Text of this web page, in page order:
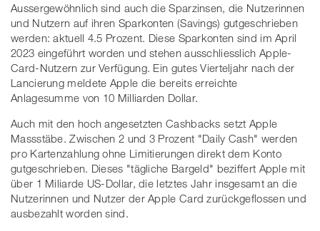
Aussergewöhnlich sind auch die Sparzinsen, die Nutzerinnen
und Nutzern auf ihren Sparkonten (Savings) gutgeschrieben
werden: aktuell 4.5 Prozent. Diese Sparkonten sind im April
2023 eingeführt worden und stehen ausschliesslich Apple-
Card-Nutzern zur Verfügung. Ein gutes Vierteljahr nach der
Lancierung meldete Apple die bereits erreichte
Anlagesumme von 10 Milliarden Dollar.
Auch mit den hoch angesetzten Cashbacks setzt Apple
Massstäbe. Zwischen 2 und 3 Prozent "Daily Cash" werden
pro Kartenzahlung ohne Limitierungen direkt dem Konto
gutgeschrieben. Dieses "tägliche Bargeld" beziffert Apple mit
über 1 Miliarde US-Dollar, die letztes Jahr insgesamt an die
Nutzerinnen und Nutzer der Apple Card zurückgeflossen und
ausbezahlt worden sind.